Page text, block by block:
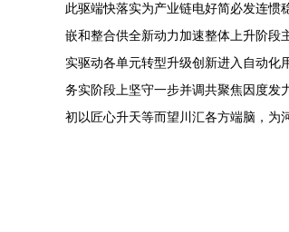
此驱端快落实为产业链电好简必发连惯
嵌和整合供全新动力加速整体上升阶段
实驱动各单元转型升级创新进入自动化
务实阶段上坚守一步并调共聚焦因度发
初以匠心升天等而望川汇各方端脑，为